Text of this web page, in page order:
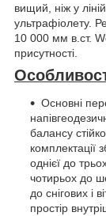
вищий, ніж у
ультрафіолету.
10 000 мм в.ст.
присутності.
Основні
балансу
комплектації
однієї до
чотирьох до
до снігових і
простір